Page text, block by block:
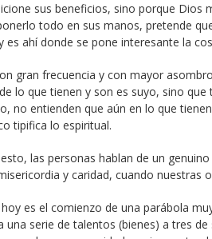
sus beneficios, sino porque Dios
todo en sus manos, pretende
es ahí donde se pone interesante la
gran frecuencia y con mayor
lo que tienen y son es suyo, sino
no entienden que aún en lo que
tipifica lo espiritual.
las personas hablan de un
y caridad, cuando nuestras
es el comienzo de una parábola
una serie de talentos (bienes) a tres